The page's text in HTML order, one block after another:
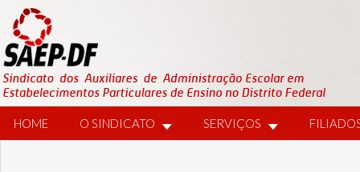
HOME O SINDICATO SERVIÇOS